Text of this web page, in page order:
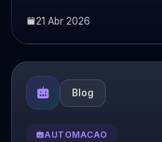
21 Abr 2026
Blog
AUTOMACAO